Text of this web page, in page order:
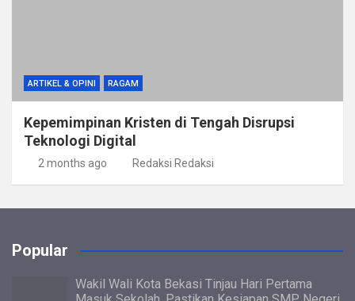
ARTIKEL & OPINI RAGAM
Kepemimpinan Kristen di Tengah Disrupsi
Teknologi Digital
2 months ago Redaksi Redaksi
Popular
Wakil Wali Kota Bekasi Tinjau Hari Pertama